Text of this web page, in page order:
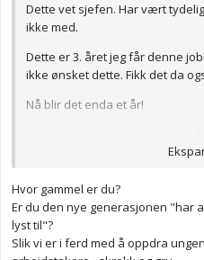
Dette vet sjefen. Har vært
ikke med.
Dette er 3. året jeg får denne
ikke ønsket dette. Fikk det da
Nå blir det enda et år!
meg ikke, når jeg ikke trives
Ble så paff da jeg IGJEN er satt
opplevd noe lignende? Kan jeg
på dette om et år igjen?
Hvor gammel er du?
Er du den nye generasjonen "har
lyst til"?
Slik vi er i ferd med å oppdra